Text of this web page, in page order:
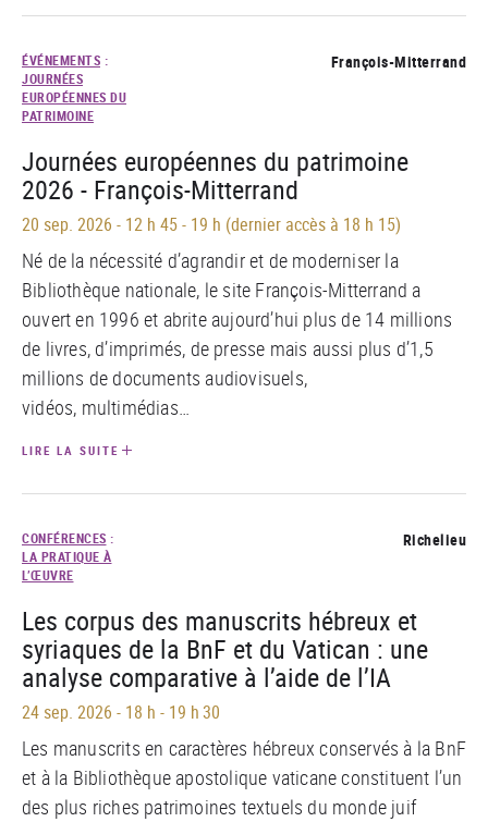
ÉVÉNEMENTS :
JOURNÉES
EUROPÉENNES DU
PATRIMOINE
François-Mitterrand
Journées européennes du patrimoine
2026 - François-Mitterrand
20 sep. 2026 - 12 h 45 - 19 h (dernier accès à 18 h 15)
Né de la nécessité d’agrandir et de moderniser la
Bibliothèque nationale, le site François-Mitterrand a
ouvert en 1996 et abrite aujourd’hui plus de 14 millions
de livres, d’imprimés, de presse mais aussi plus d’1,5
millions de documents audiovisuels,
vidéos, multimédias…
LIRE LA SUITE
CONFÉRENCES :
LA PRATIQUE À
L’ŒUVRE
Richelieu
Les corpus des manuscrits hébreux et
syriaques de la BnF et du Vatican : une
analyse comparative à l’aide de l’IA
24 sep. 2026 - 18 h - 19 h 30
Les manuscrits en caractères hébreux conservés à la BnF
et à la Bibliothèque apostolique vaticane constituent l’un
des plus riches patrimoines textuels du monde juif